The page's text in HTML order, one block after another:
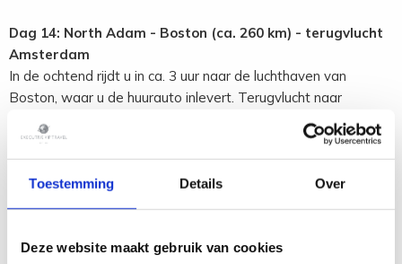
Toestemming Details Over
Deze website maakt gebruik van cookies
Dag 14: North Adam - Boston (ca. 260 km) - terugvlucht
Amsterdam
In de ochtend rijdt u in ca. 3 uur naar de luchthaven van
Boston, waar u de huurauto inlevert. Terugvlucht naar
Dag 15: Aankomst in Amsterdam
Einde van de reis door het oosten van Amerika.
toevoegen aan favorieten